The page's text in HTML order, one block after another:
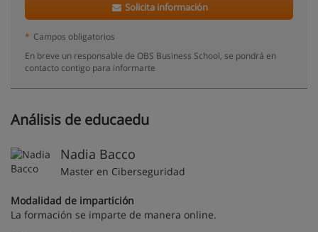
Solicita información
* Campos obligatorios
En breve un responsable de OBS Business School, se pondrá en
contacto contigo para informarte
Análisis de educaedu
Nadia Bacco
Master en Ciberseguridad
Modalidad de impartición
La formación se imparte de manera online.